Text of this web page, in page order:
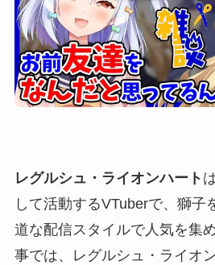
レグルシュ・ライオンハート
して活動するVTuberで、獅子
道な配信スタイルで人気を集
事では、レグルシュ・ライオ